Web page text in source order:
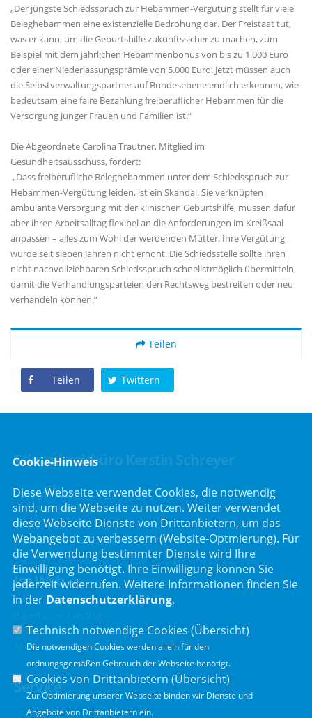
Der jüngste Schiedsspruch zur Hebammen-Vergütung stellt für viele
Beleghebammen eine existenzielle Bedrohung dar. Der Freistaat tut,
was er kann, um die Geburtshilfe zukunftssicher zu machen, zum
Beispiel mit dem jährlichen Hebammenbonus von bis zu 1.000 Euro
oder einer Niederlassungsprämie von 5.000 Euro. Jetzt müssen auch
die Selbstverwaltungspartner auf Bundesebene endlich erkennen, wie
bedeutsam eine faire Bezahlung freiberuflicher Hebammen für die
Versorgung junger Frauen und Familien ist.“
Die Abgeordnete Carolina Trautner, Mitglied im
Gesundheitsausschuss, fordert:
Dass freiberufliche Beleghebammen unter dem Schiedsspruch zur
Hebammen-Vergütung leiden, ist ein Skandal. Sie verknüpfen
ambulante Versorgung mit der klinischen Geburtshilfe, müssen dafür
aber ihren Arbeitsalltag flexibel an die Anforderungen im Kreißsaal
anpassen – alles zum Wohl der werdenden Mütter. Ihre Vergütung
wurde seit sieben Jahren nicht erhöht. Die Schiedsstelle sollte ihren
nicht nachvollziehbaren Schiedsspruch schnellstmöglich übermitteln,
damit die Verhandlungsparteien den Rechtsweg bestreiten oder neu
verhandeln können.“
Teilen
Teilen Twittern
Stimmkreisbüro Kerstin Schreyer
Parkstraße 19
82008 Unterhaching
Telefon :089/66557816
Telefax : 089/66557818
Im Web
CSU Fraktion
Anmeldung Rundmail
Service
Cookie-Hinweis
Diese Webseite verwendet Cookies, die notwendig
sind, um die Webseite zu nutzen. Weiter verwendet
diese Webseite Dienste von Drittanbietern, um das
Webangebot zu verbessern (Website-Optmierung). Für
die Verwendung bestimmter Dienste wird Ihre
Einwilligung benötigt. Ihre Einwilligung können Sie
jederzeit widerrufen. Weitere Informationen finden Sie
in der Datenschutzerklärung.
Technisch notwendige Cookies (Übersicht)
Die notwendigen Cookies werden allein für den
ordnungsgemäßen Gebrauch der Webseite benötigt.
Cookies von Drittanbietern (Übersicht)
Zur Optimierung unserer Webseite binden wir Dienste und
Angebote von Drittanbietern ein.